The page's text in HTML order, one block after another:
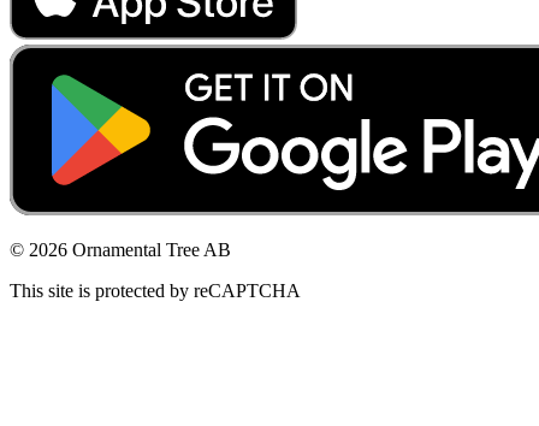
© 2026 Ornamental Tree AB
This site is protected by reCAPTCHA